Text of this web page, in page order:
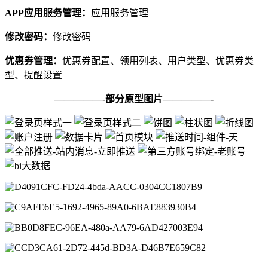
APP应用服务管理： 应用服务管理
修改密码： 修改密码
优惠券管理： 优惠券配置、领用列表、用户类型、优惠券类
型、提醒设置
—————-部分原型图片—————-